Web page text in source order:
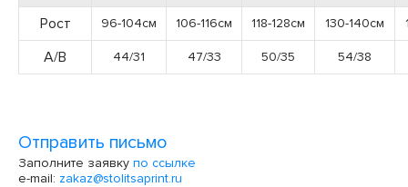
Рост 96-104см 106-116см 118-128см 130-140см
А/В 44/31 47/33 50/35 54/38
Отправить письмо
Заполните заявку по ссылке
e-mail: zakaz@stolitsaprint.ru